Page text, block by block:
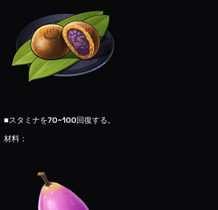
■スタミナを70~100回復する。
材料：